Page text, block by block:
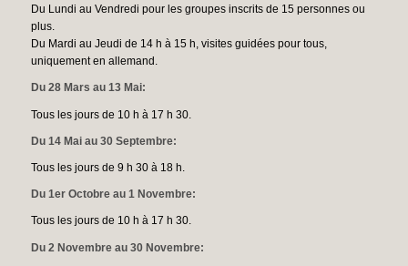
Du Lundi au Vendredi pour les groupes inscrits de 15 personnes ou
plus.
Du Mardi au Jeudi de 14 h à 15 h, visites guidées pour tous,
uniquement en allemand.
Du 28 Mars au 13 Mai:
Tous les jours de 10 h à 17 h 30.
Du 14 Mai au 30 Septembre:
Tous les jours de 9 h 30 à 18 h.
Du 1er Octobre au 1 Novembre:
Tous les jours de 10 h à 17 h 30.
Du 2 Novembre au 30 Novembre: